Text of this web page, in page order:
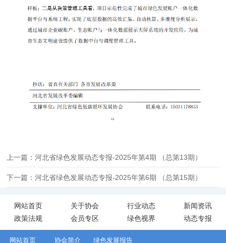
上一篇：河北省绿色发展动态专报-2025年第4期 （总第13期）
下一篇：河北省绿色发展动态专报-2025年第6期 （总第15期）
网站首页 关于协会 行业动态
新闻资讯
政策法规
会员专区 绿色视界 动态专报
网站首页 协会简介 绿色发展报告